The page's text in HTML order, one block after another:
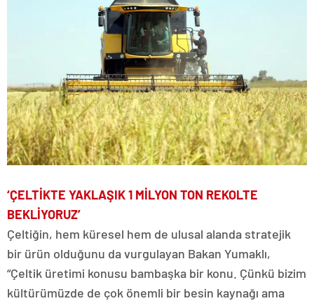
‘ÇELTİKTE YAKLAŞIK 1 MİLYON TON REKOLTE
BEKLİYORUZ’
Çeltiğin, hem küresel hem de ulusal alanda stratejik
bir ürün olduğunu da vurgulayan Bakan Yumaklı,
“Çeltik üretimi konusu bambaşka bir konu. Çünkü bizim
kültürümüzde de çok önemli bir besin kaynağı ama